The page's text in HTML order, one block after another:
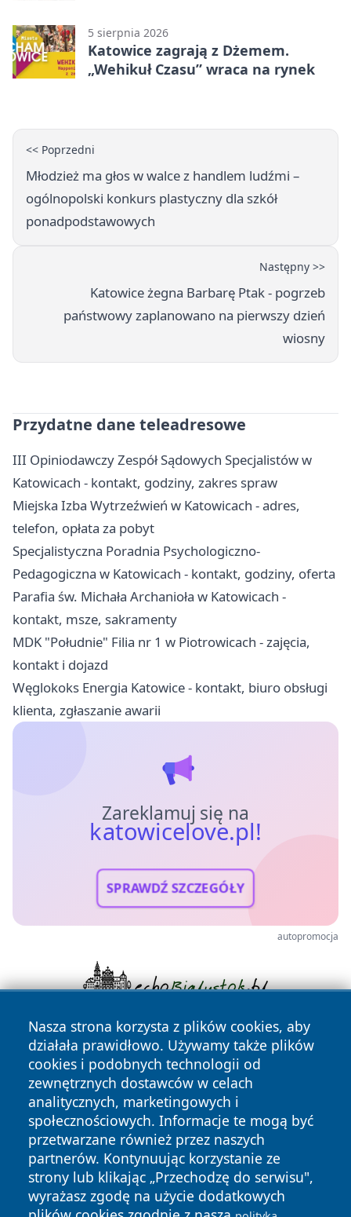
5 sierpnia 2026
Katowice zagrają z Dżemem.
„Wehikuł Czasu” wraca na rynek
<< Poprzedni
Młodzież ma głos w walce z handlem ludźmi –
ogólnopolski konkurs plastyczny dla szkół
ponadpodstawowych
Następny >>
Katowice żegna Barbarę Ptak - pogrzeb
państwowy zaplanowano na pierwszy dzień
wiosny
Przydatne dane teleadresowe
III Opiniodawczy Zespół Sądowych Specjalistów w
Katowicach - kontakt, godziny, zakres spraw
Miejska Izba Wytrzeźwień w Katowicach - adres,
telefon, opłata za pobyt
Specjalistyczna Poradnia Psychologiczno-
Pedagogiczna w Katowicach - kontakt, godziny, oferta
Parafia św. Michała Archanioła w Katowicach -
kontakt, msze, sakramenty
MDK "Południe" Filia nr 1 w Piotrowicach - zajęcia,
kontakt i dojazd
Węglokoks Energia Katowice - kontakt, biuro obsługi
klienta, zgłaszanie awarii
Zareklamuj się na
katowicelove.pl!
SPRAWDŹ SZCZEGÓŁY
autopromocja
Nasza strona korzysta z plików cookies, aby
działała prawidłowo. Używamy także plików
cookies i podobnych technologii od
zewnętrznych dostawców w celach
analitycznych, marketingowych i
społecznościowych. Informacje te mogą być
przetwarzane również przez naszych
partnerów. Kontynuując korzystanie ze
strony lub klikając „Przechodzę do serwisu",
wyrażasz zgodę na użycie dodatkowych
Copyright © 2026 katowicelove.pl Wszystkie prawa
zastrzeżone.
News Autorzy
Polityka
Polityka